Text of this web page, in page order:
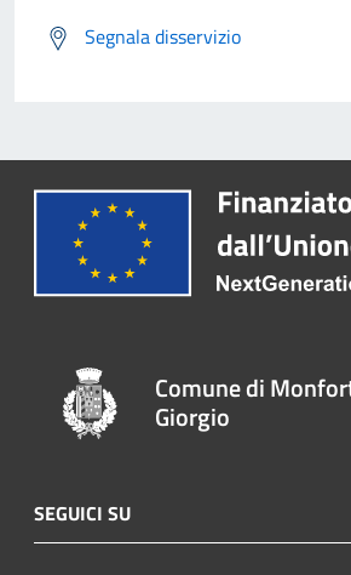
Segnala disservizio
Comune di
Giorgio
SEGUICI SU